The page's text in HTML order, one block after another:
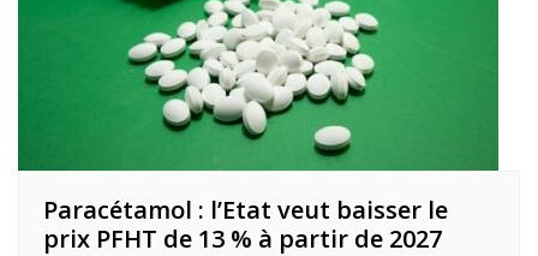
Paracétamol : l’Etat veut baisser le
prix PFHT de 13 % à partir de 2027